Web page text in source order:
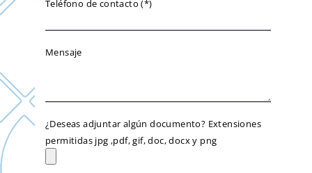
Teléfono de contacto (*)
Mensaje
¿Deseas adjuntar algún documento? Extensiones
permitidas jpg ,pdf, gif, doc, docx y png